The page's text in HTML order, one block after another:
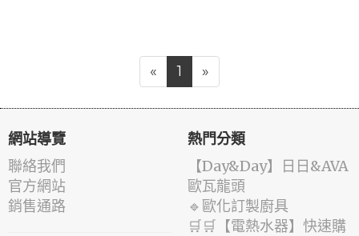
« 1 »
網站導覽
聯絡我們
官方網站
銷售通路
熱門分類
️【Day&Day】️日日&AVA
歐瓦龍頭
🔹歐化訂製廚具
🛒🛒【電熱水器】快速購